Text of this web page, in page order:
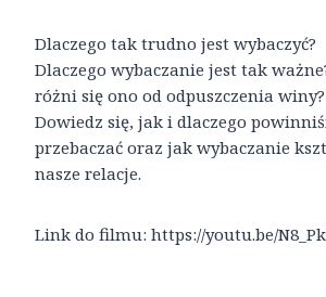
Dlaczego tak trudno jest wybaczyć?
Dlaczego wybaczanie jest tak
różni się ono od odpuszczenia winy?
Dowiedz się, jak i dlaczego
przebaczać oraz jak wybaczanie
nasze relacje.
Link do filmu: https://youtu.be/